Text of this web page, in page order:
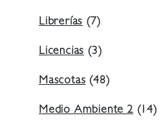
Librerías(7)
Licencias(3)
Mascotas(48)
Medio Ambiente 2(14)